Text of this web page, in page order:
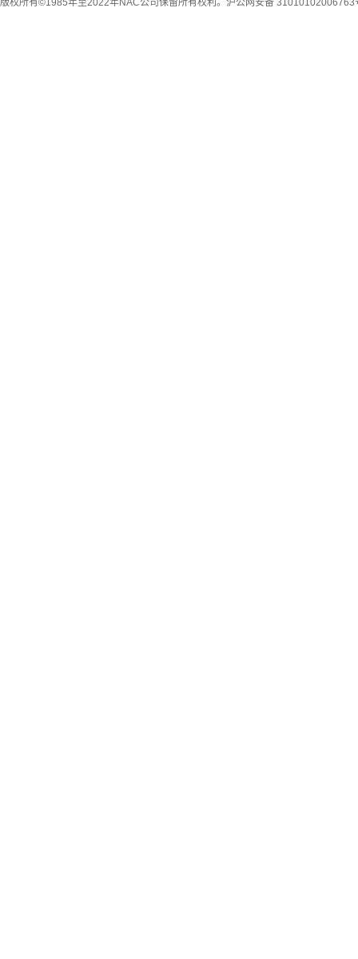
版权所有©1985年至2022年NAC公司保留所有权利。 沪公网安备 31010102006763